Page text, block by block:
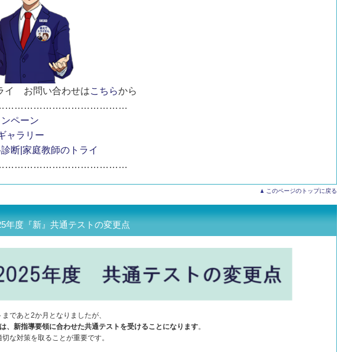
イ お問い合わせはこちらから
ペーン
ャラリー
断|家庭教師のトライ
このページのトップに戻る
年度『新』共通テストの変更点
であと2か月となりましたが、
、新指導要領に合わせた共通テストを受けることになります。
な対策を取ることが重要です。